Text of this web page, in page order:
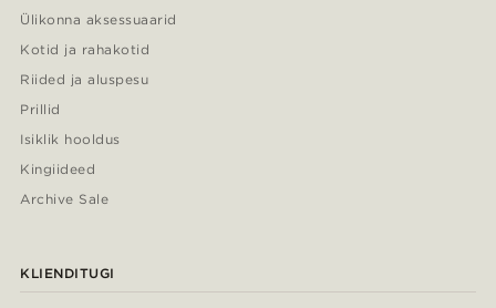
Ülikonna aksessuaarid
Kotid ja rahakotid
Riided ja aluspesu
Prillid
Isiklik hooldus
Kingiideed
Archive Sale
KLIENDITUGI